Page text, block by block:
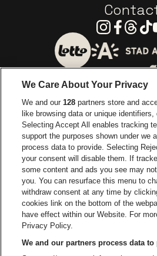
Instagram
Facebook
Ga naar de
Ga naar de website
Ga naar de
Ga naar
Lotto Arena is een
Lotto
Be-At
We Care About Your Privacy
We and our128 partners store and
like browsing data or unique
Selecting Accept All enables tracking
support the purposes shown under we
process data to provide. Selecting
your consent will disable them. If
some content and ads you see may
you. You can resurface this menu to
withdraw consent at any time by
cookies link on the bottom of the
have effect within our Website. For
Privacy Policy.
We and our partners process data to